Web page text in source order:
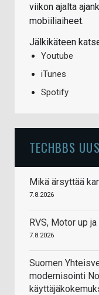
viikon ajalta
mobiiliaiheet.
Jälkikäteen
Youtube
iTunes
Spotify
TECHBBS
Mikä ärsyttää
7.8.2026
RVS, Motor up
7.8.2026
Suomen
modernisointi